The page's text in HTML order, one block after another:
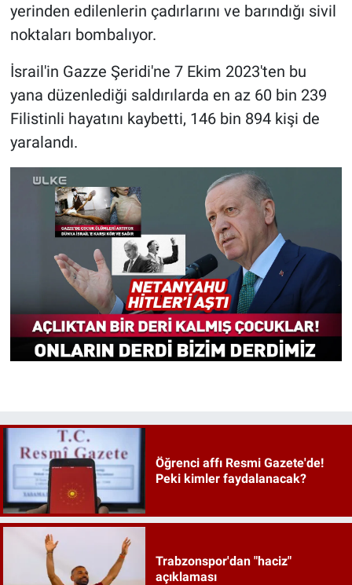
yerinden edilenlerin çadırlarını ve barındığı sivil
noktaları bombalıyor.
İsrail'in Gazze Şeridi'ne 7 Ekim 2023'ten bu
yana düzenlediği saldırılarda en az 60 bin 239
Filistinli hayatını kaybetti, 146 bin 894 kişi de
yaralandı.
Öğrenci affı Resmi Gazete'de!
Peki kimler faydalanacak?
Trabzonspor'dan "haciz"
açıklaması